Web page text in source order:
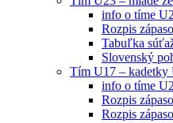
info o tíme
Rozpis
Tabuľka
Slovenský
Tím U17 – kadetky
info o tíme
Rozpis
Rozpis